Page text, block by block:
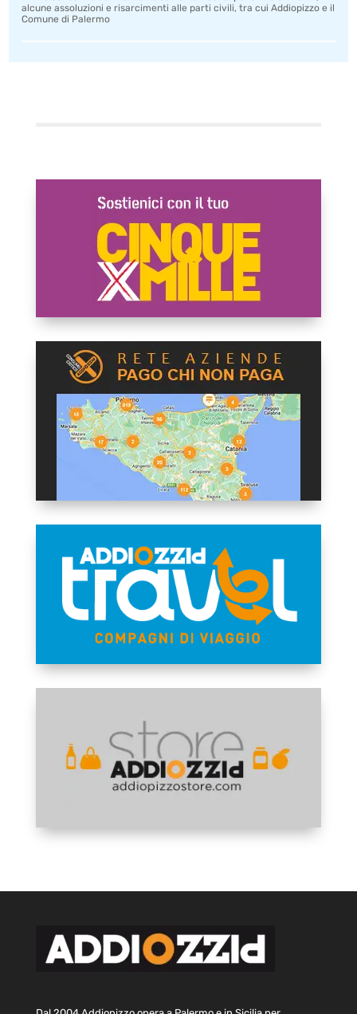
alcune assoluzioni e risarcimenti alle parti civili, tra cui Addiopizzo e il
Comune di Palermo